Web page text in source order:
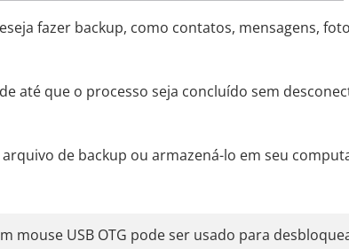
fazer backup, como contatos, mensagens,
até que o processo seja concluído sem
de backup ou armazená-lo em seu
mouse USB OTG pode ser usado para